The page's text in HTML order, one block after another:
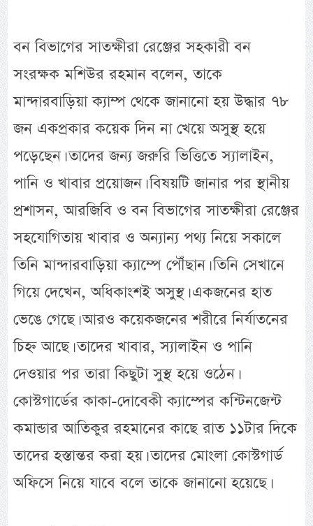
বন বিভাগের সাতক্ষীরা রেঞ্জের সহকারী বন
সংরক্ষক মশিউর রহমান বলেন, তাকে
মান্দারবাড়িয়া ক্যাম্প থেকে জানানো হয় উদ্ধার ৭৮
জন একপ্রকার কয়েক দিন না খেয়ে অসুস্থ হয়ে
পড়েছেন। তাদের জন্য জরুরি ভিত্তিতে স্যালাইন,
পানি ও খাবার প্রয়োজন। বিষয়টি জানার পর স্থানীয়
প্রশাসন, আরজিবি ও বন বিভাগের সাতক্ষীরা রেঞ্জের
সহযোগিতায় খাবার ও অন্যান্য পথ্য নিয়ে সকালে
তিনি মান্দারবাড়িয়া ক্যাম্পে পৌঁছান। তিনি সেখানে
গিয়ে দেখেন, অধিকাংশই অসুস্থ। একজনের হাত
ভেঙে গেছে। আরও কয়েকজনের শরীরে নির্যাতনের
চিহ্ন আছে। তাদের খাবার, স্যালাইন ও পানি
দেওয়ার পর তারা কিছুটা সুস্থ হয়ে ওঠেন।
কোস্টগার্ডের কাকা-দোবেকী ক্যাম্পের কন্টিনজেন্ট
কমান্ডার আতিকুর রহমানের কাছে রাত ১১টার দিকে
তাদের হস্তান্তর করা হয়। তাদের মোংলা কোস্টগার্ড
অফিসে নিয়ে যাবে বলে তাকে জানানো হয়েছে।